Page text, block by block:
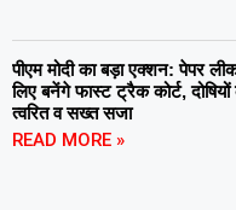
पीएम मोदी का बड़ा एक्शन: पेपर
लिए बनेंगे फास्ट ट्रैक कोर्ट, दोषियों
त्वरित व सख्त सजा
READ MORE »